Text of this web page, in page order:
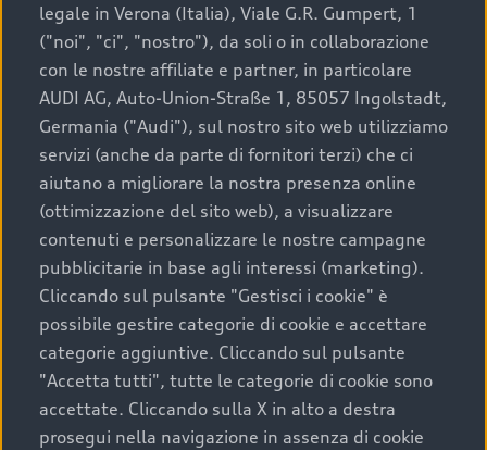
legale in Verona (Italia), Viale G.R. Gumpert, 1
("noi", "ci", "nostro"), da soli o in collaborazione
con le nostre affiliate e partner, in particolare
AUDI AG, Auto-Union-Straße 1, 85057 Ingolstadt,
Germania ("Audi"), sul nostro sito web utilizziamo
servizi (anche da parte di fornitori terzi) che ci
aiutano a migliorare la nostra presenza online
(ottimizzazione del sito web), a visualizzare
contenuti e personalizzare le nostre campagne
pubblicitarie in base agli interessi (marketing).
Cliccando sul pulsante "Gestisci i cookie" è
possibile gestire categorie di cookie e accettare
categorie aggiuntive. Cliccando sul pulsante
"Accetta tutti", tutte le categorie di cookie sono
accettate. Cliccando sulla X in alto a destra
prosegui nella navigazione in assenza di cookie
A breve verrai ricontattato dal Customer Care
Audi Center o direttamente dal Concessionario
che ti supporterà per finalizzare la tua richiesta.
La qualità di acquistare
un’auto usata Audi
Scegliere un’auto usata è una decisione che coniuga
convenienza, affidabilità e sostenibilità. Per fare un
acquisto sicuro, è essenziale considerare aspetti
determinanti come la garanzia inclusa e l’affidabilità del
marchio. Audi offre l’auto usata perfetta tramite Audi
Prima Scelta :plus